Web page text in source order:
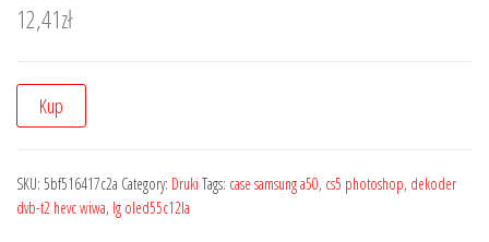
12,41zł
Kup
SKU: 5bf516417c2a Category: Druki Tags: case samsung a50, cs5 photoshop, dekoder
dvb-t2 hevc wiwa, lg oled55c12la